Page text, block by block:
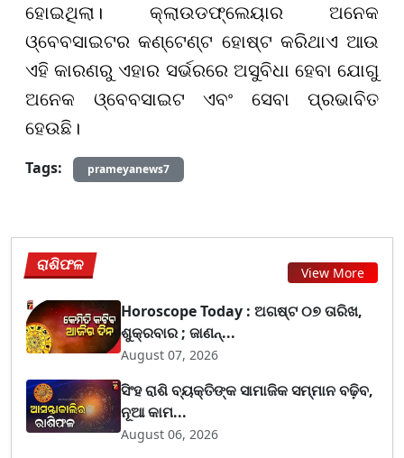
ହୋଇଥିଲା। କ୍ଲାଉଡଫ୍ଲେୟାର ଅନେକ
ଓ୍ବେବସାଇଟର କଣ୍ଟେଣ୍ଟ ହୋଷ୍ଟ କରିଥାଏ ଆଉ
ଏହି କାରଣରୁ ଏହାର ସର୍ଭରରେ ଅସୁବିଧା ହେବା ଯୋଗୁ
ଅନେକ ଓ୍ବେବସାଇଟ ଏବଂ ସେବା ପ୍ରଭାବିତ
ହେଉଛି।
Tags:
prameyanews7
ରାଶିଫଳ View More
Horoscope Today : ଅଗଷ୍ଟ ୦୭ ତାରିଖ,
ଶୁକ୍ରବାର ; ଜାଣନ୍...
August 07, 2026
ସିଂହ ରାଶି ବ୍ୟକ୍ତିଙ୍କ ସାମାଜିକ ସମ୍ମାନ ବଢ଼ିବ,
ନୂଆ କାମ...
August 06, 2026